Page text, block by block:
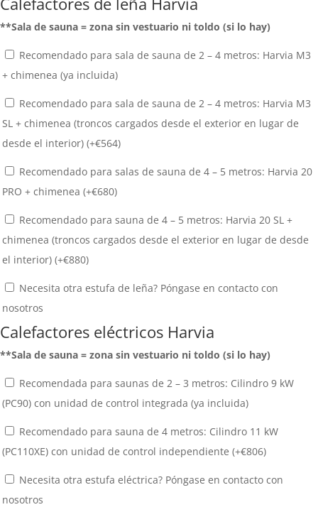
**Sala de sauna = zona sin vestuario ni toldo (si lo hay)
Recomendado para sala de sauna de 2 – 4 metros: Harvia M3
+ chimenea (ya incluida)
Recomendado para sala de sauna de 2 – 4 metros: Harvia M3
SL + chimenea (troncos cargados desde el exterior en lugar de
desde el interior) (+€564)
Recomendado para salas de sauna de 4 – 5 metros: Harvia 20
PRO + chimenea (+€680)
Recomendado para sauna de 4 – 5 metros: Harvia 20 SL +
chimenea (troncos cargados desde el exterior en lugar de desde
el interior) (+€880)
Necesita otra estufa de leña? Póngase en contacto con
nosotros
Calefactores eléctricos Harvia
**Sala de sauna = zona sin vestuario ni toldo (si lo hay)
Recomendada para saunas de 2 – 3 metros: Cilindro 9 kW
(PC90) con unidad de control integrada (ya incluida)
Recomendado para sauna de 4 metros: Cilindro 11 kW
(PC110XE) con unidad de control independiente (+€806)
Necesita otra estufa eléctrica? Póngase en contacto con
nosotros